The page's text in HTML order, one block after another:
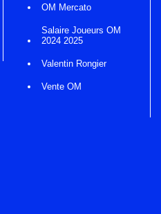
OM Mercato
Salaire Joueurs OM
2024 2025
Valentin Rongier
Vente OM